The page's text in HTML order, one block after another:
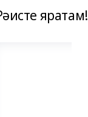
яратам!